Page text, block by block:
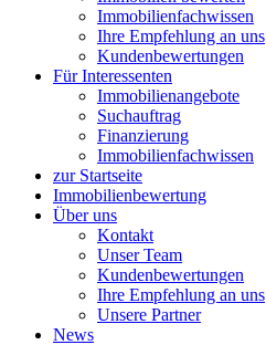
Immobilienfachwissen
Ihre Empfehlung an uns
Kundenbewertungen
Für Interessenten
Immobilienangebote
Suchauftrag
Finanzierung
Immobilienfachwissen
zur Startseite
Immobilienbewertung
Über uns
Kontakt
Unser Team
Kundenbewertungen
Ihre Empfehlung an uns
Unsere Partner
News